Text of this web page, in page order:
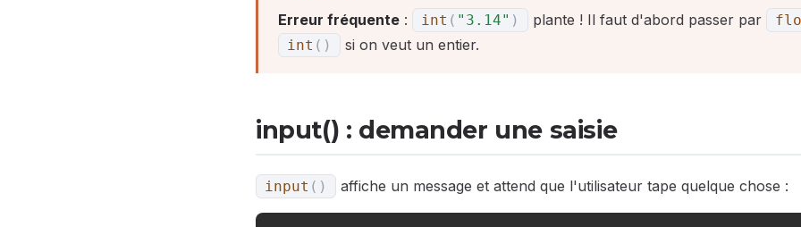
Erreur fréquente : int ( "3.14" ) plante ! Il faut d'abord passer par
int ( ) si on veut un entier.
input() : demander une saisie
input ( ) affiche un message et attend que l'utilisateur tape quelque chose :